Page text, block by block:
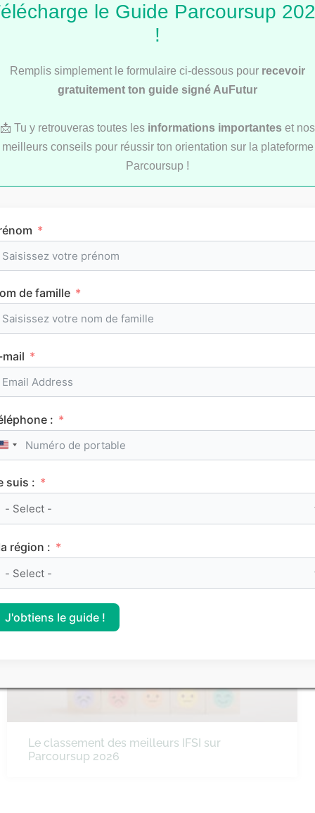
Lettres de motivation Parcoursup : 101
LYCÉE
L’emploi du temps en première (cours et
horaires)
Le classement des meilleurs IFSI sur
Parcoursup 2026
le Guide Parcoursup
!
Remplis simplement le formulaire ci-dessous pour recevoir
gratuitement ton guide signé AuFutur
📩 Tu y retrouveras toutes les informations importantes et nos
meilleurs conseils pour réussir ton orientation sur la plateforme
Parcoursup !
de famille
:
United States +1
suis :
région :
J'obtiens le guide !